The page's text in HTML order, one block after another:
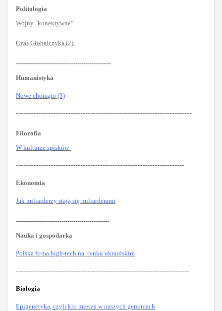
Politologia
Wojny "konektywne"
Czas Globalczyka (2)
------------------------------------------------
Humanistyka
Nowe chomąto (3)
-----------------------------------------------------------------------
Filozofia
W kulturze spisków
--------------------------------------------------------------------
Ekonomia
Jak miliarderzy stają się miliarderami
-----------------------------------------------
Nauka i gospodarka
Polska firma high-tech na rynku ukraińskim
----------------------------------------------------------------------
Biologia
Epigenetyka, czyli kto miesza w naszych genomach